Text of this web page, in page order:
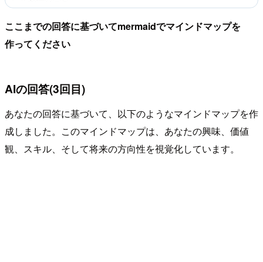
ここまでの回答に基づいてmermaidでマインドマップを
作ってください
AIの回答(3回目)
あなたの回答に基づいて、以下のようなマインドマップを作
成しました。このマインドマップは、あなたの興味、価値
観、スキル、そして将来の方向性を視覚化しています。